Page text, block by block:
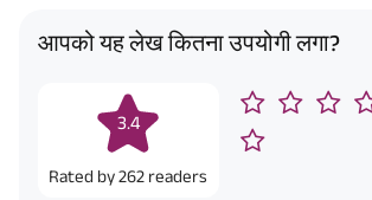
आपको यह लेख कितना उपयोगी लगा?
3.4
Rated by262 readers